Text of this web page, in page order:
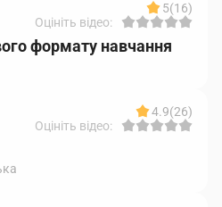
5(16)
Оцініть відео:
формату навчання
4.9(26)
Оцініть відео: